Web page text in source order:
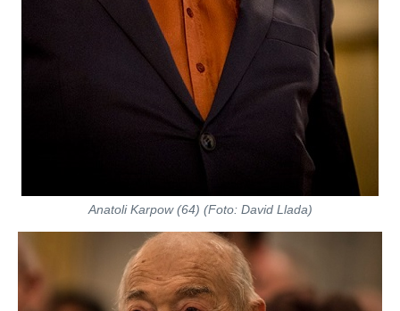
Anatoli Karpow (64) (Foto: David Llada)